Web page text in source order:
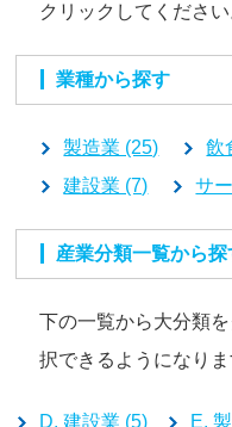
クリックしてください
業種から探す
製造業 (25)
飲
建設業 (7)
サ
産業分類一覧から
下の一覧から大分類
択できるようになりま
D. 建設業 (5)
E.